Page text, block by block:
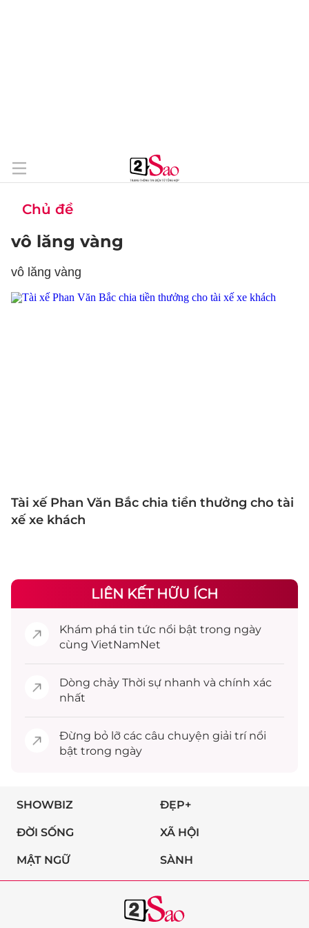
Chủ đề
vô lăng vàng
vô lăng vàng
Tài xế Phan Văn Bắc chia tiền thưởng cho tài
xế xe khách
LIÊN KẾT HỮU ÍCH
Khám phá tin tức nổi bật trong ngày
cùng VietNamNet
Dòng chảy Thời sự nhanh và chính xác
nhất
Đừng bỏ lỡ các câu chuyện giải trínổi
bật trong ngày
SHOWBIZ ĐẸP+
ĐỜI SỐNG XÃ HỘI
MẬT NGỮ SÀNH